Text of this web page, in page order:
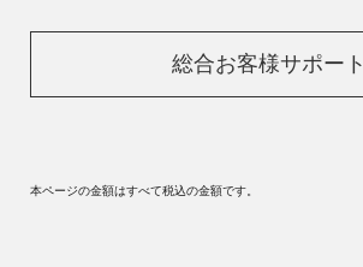
総合お客様サポート
本ページの金額はすべて税込の金額です。